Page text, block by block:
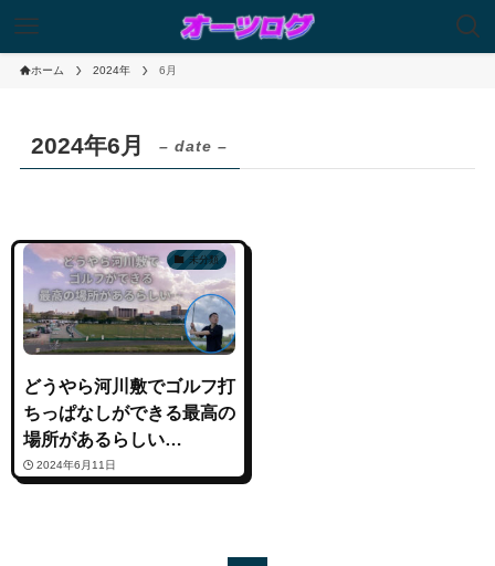
ホーム 2024年 6月
2024年6月 – date –
未分類
どうやら河川敷でゴルフ打
ちっぱなしができる最高の
場所があるらしい…
2024年6月11日